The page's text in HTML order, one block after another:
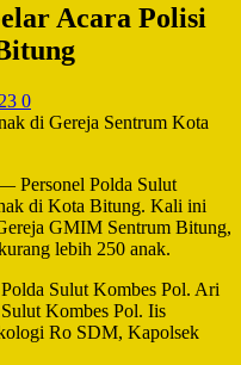
Acara Polisi
0
Personel Polda Sulut
di Kota Bitung. Kali ini
GMIM Sentrum Bitung,
lebih 250 anak.
Sulut Kombes Pol. Ari
Kombes Pol. Iis
Ro SDM, Kapolsek